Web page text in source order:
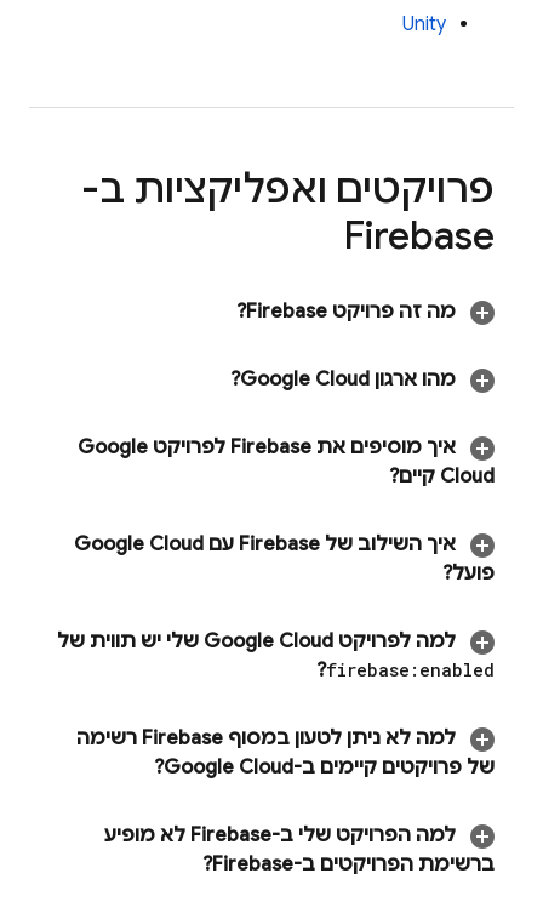
Unity
פרויקטים ואפליקציות ב-
Firebase
מה זה פרויקט Firebase?
מהו ארגון Google Cloud
?
איך מוסיפים את Firebase לפרויקט
Google
Cloud קיים?
איך השילוב של Firebase עם
Google Cloud
פועל?
למה לפרויקט Google Cloud שלי יש תווית של
firebase:enabled
?
למה לא ניתן לטעון במסוף Firebase רשימה
של פרויקטים קיימים ב-Google Cloud
?
למה הפרויקט שלי ב-Firebase לא מופיע
ברשימת הפרויקטים ב-Firebase?